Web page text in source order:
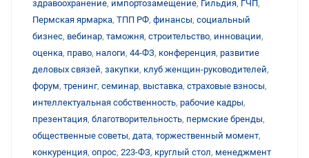
здравоохранение, импортозамещение, Гильдия, ГЧП,
Пермская ярмарка, ТПП РФ, финансы, социальный
бизнес, вебинар, таможня, строительство, инновации,
оценка, право, налоги, 44-ФЗ, конференция, развитие
деловых связей, закупки, клуб женщин-руководителей,
форум, тренинг, семинар, выставка, страховые взносы,
интеллектуальная собственность, рабочие кадры,
презентация, благотворительность, пермские бренды,
общественные советы, дата, торжественный момент,
конкуренция, опрос, 223-ФЗ, круглый стол, менеджмент